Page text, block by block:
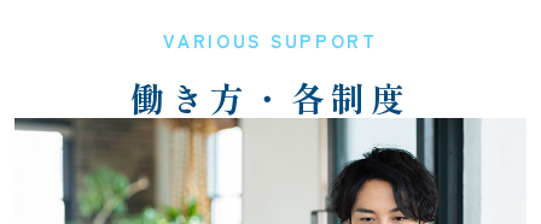
コーポレートサイト
このサイトについて
個人情報保護方針
VARIOUS SUPPORT
働き方・各制度